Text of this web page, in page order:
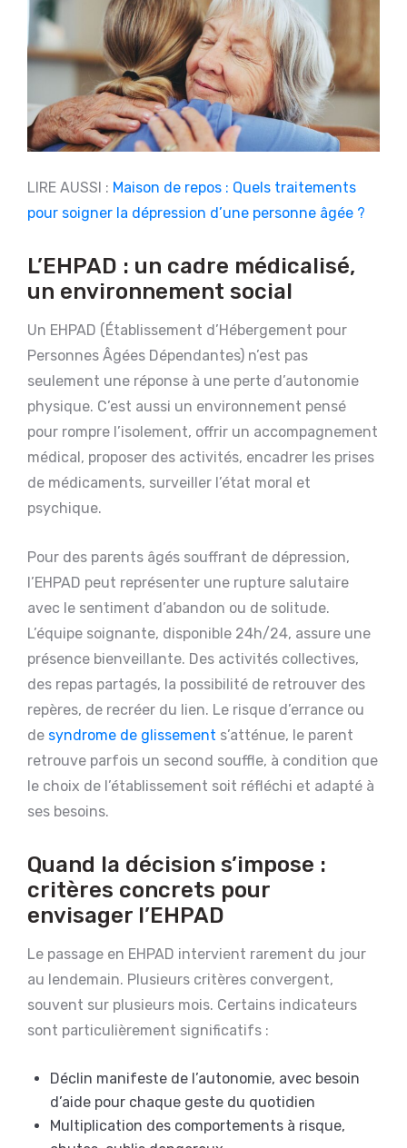
LIRE AUSSI : Maison de repos : Quels traitements
pour soigner la dépression d’une personne âgée ?
L’EHPAD : un cadre médicalisé,
un environnement social
Un EHPAD (Établissement d’Hébergement pour
Personnes Âgées Dépendantes) n’est pas
seulement une réponse à une perte d’autonomie
physique. C’est aussi un environnement pensé
pour rompre l’isolement, offrir un accompagnement
médical, proposer des activités, encadrer les prises
de médicaments, surveiller l’état moral et
psychique.
Pour des parents âgés souffrant de dépression,
l’EHPAD peut représenter une rupture salutaire
avec le sentiment d’abandon ou de solitude.
L’équipe soignante, disponible 24h/24, assure une
présence bienveillante. Des activités collectives,
des repas partagés, la possibilité de retrouver des
repères, de recréer du lien. Le risque d’errance ou
de syndrome de glissement s’atténue, le parent
retrouve parfois un second souffle, à condition que
le choix de l’établissement soit réfléchi et adapté à
ses besoins.
Quand la décision s’impose :
critères concrets pour
envisager l’EHPAD
Le passage en EHPAD intervient rarement du jour
au lendemain. Plusieurs critères convergent,
souvent sur plusieurs mois. Certains indicateurs
sont particulièrement significatifs :
Déclin manifeste de l’autonomie, avec besoin
d’aide pour chaque geste du quotidien
Multiplication des comportements à risque,